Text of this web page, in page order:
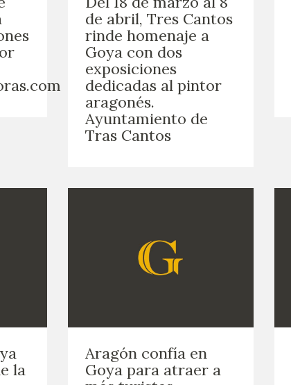
de abril, Tres Cantos
rinde homenaje a
Goya con dos
exposiciones
dedicadas al pintor
aragonés.
Ayuntamiento de
Tras Cantos
la
Aragón confía en
Goya para atraer a